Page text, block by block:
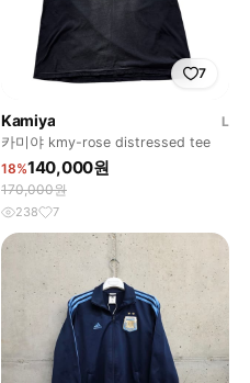
7
Kamiya
L
카미야 kmy-rose distressed tee
18%140,000원
170,000원
238 7